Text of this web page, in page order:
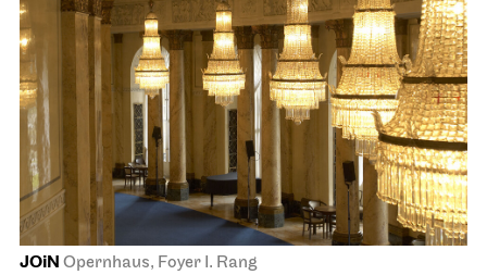
JOiN Opernhaus, Foyer I. Rang